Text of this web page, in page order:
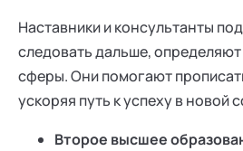
Наставники и консультанты
следовать дальше,
сферы. Они помогают
ускоряя путь к успеху в новой
Второе высшее